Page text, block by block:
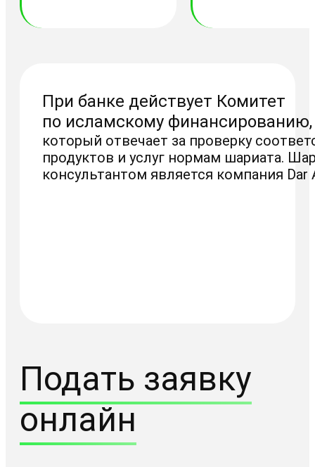
При банке действует Комитет
по исламскому финансированию,
который отвечает за проверку
продуктов и услуг нормам шариата.
консультантом является компания Dar
Подать заявку
онлайн